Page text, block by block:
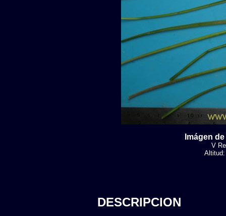
Imágen
V
Altitud:
DESCRIPCION